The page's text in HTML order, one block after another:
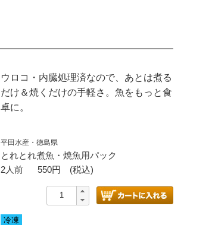
ウロコ・内臓処理済なので、あとは煮る
だけ＆焼くだけの手軽さ。魚をもっと食
卓に。
平田水産・徳島県
とれとれ煮魚・焼魚用パック
2人前
550円 (税込)
冷凍